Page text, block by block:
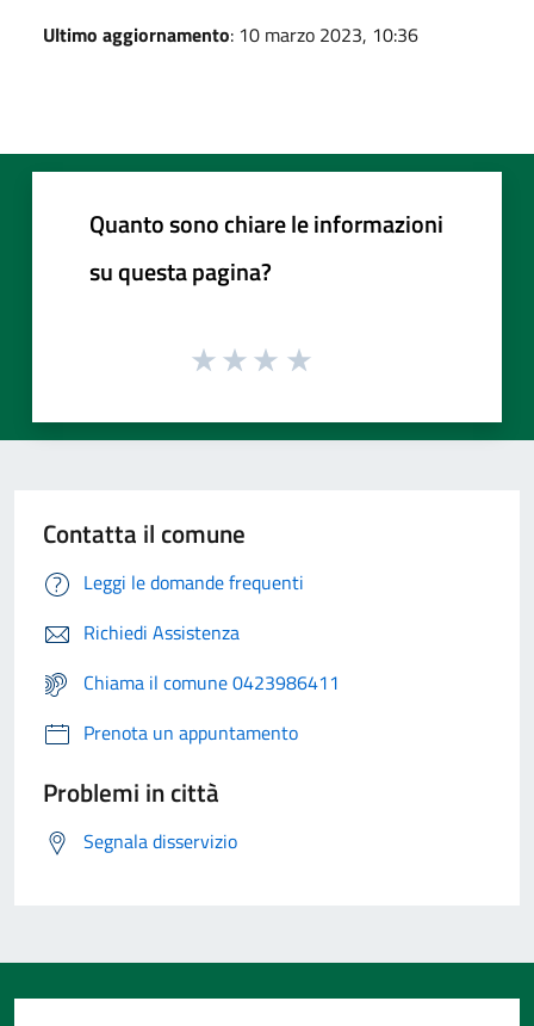
Ultimo aggiornamento: 10 marzo 2023, 10:36
Quanto sono chiare le informazioni
su questa pagina?
Contatta il comune
Leggi le domande frequenti
Richiedi Assistenza
Chiama il comune 0423986411
Prenota un appuntamento
Problemi in città
Segnala disservizio